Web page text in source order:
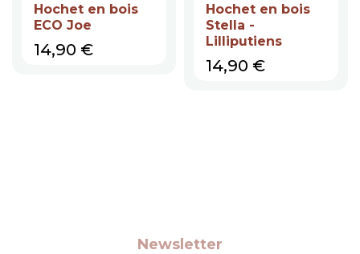
Hochet en bois
ECO Joe
Prix
14,90 €
Hochet en bois
Stella -
Lilliputiens
Prix
14,90 €
Newsletter